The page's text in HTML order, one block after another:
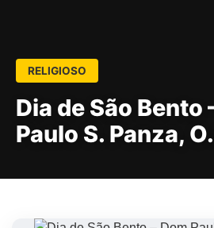
RELIGIOSO
Dia de São Bento
Paulo S. Panza,